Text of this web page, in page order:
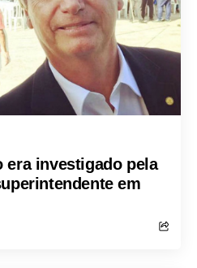
era investigado pela
em